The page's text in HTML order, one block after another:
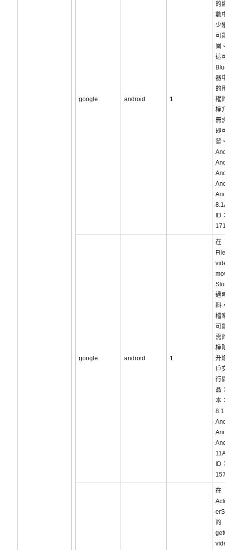
google android 1
的
數
少
可
圍
這
器
的
權
權
無
即
發
ID
google android 1
在
過
料
檔
可
需
權
升
戶
行
品
本
ID
在
的